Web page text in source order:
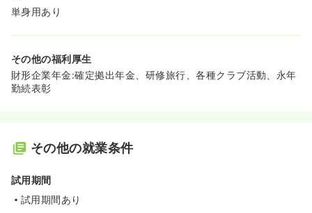
単身用あり
その他の福利厚生
財形企業年金:確定拠出年金、研修旅行、各種クラブ活動、永年
勤続表彰
その他の就業条件
試用期間
試用期間あり